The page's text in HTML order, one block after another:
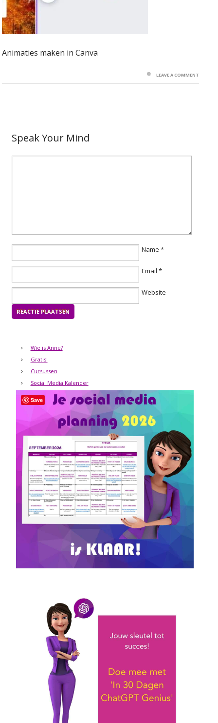
Animaties maken in Canva
LEAVE A COMMENT
Speak Your Mind
Name *
Email *
Website
Wie is Anne?
Gratis!
Cursussen
Social Media Kalender
Save